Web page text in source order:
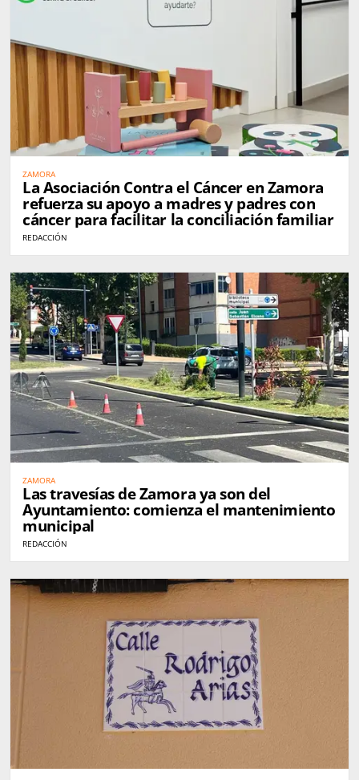
ZAMORA
La Asociación Contra el Cáncer en Zamora
refuerza su apoyo a madres y padres con
cáncer para facilitar la conciliación familiar
REDACCIÓN
ZAMORA
Las travesías de Zamora ya son del
Ayuntamiento: comienza el mantenimiento
municipal
REDACCIÓN